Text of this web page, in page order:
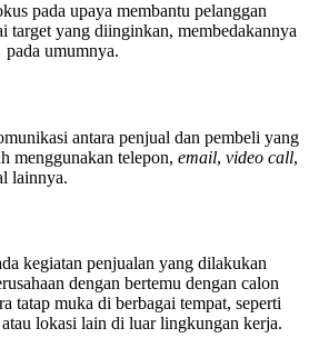
pada upaya membantu pelanggan
target yang diinginkan, membedakannya
pada umumnya.
antara penjual dan pembeli yang
menggunakan telepon, email, video call,
lainnya.
kegiatan penjualan yang dilakukan
dengan bertemu dengan calon
tatap muka di berbagai tempat, seperti
lokasi lain di luar lingkungan kerja.